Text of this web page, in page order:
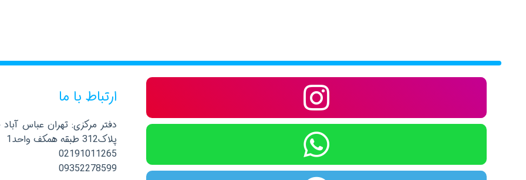
ارتباط با ما
دفتر مرکزی: تهران عباس
پلاک312 طبقه همکف واحد1
02191011265
09352278599